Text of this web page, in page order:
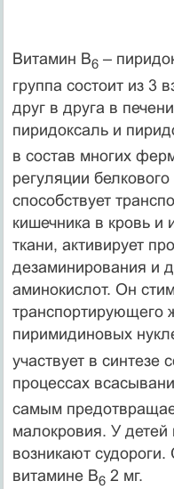
Витамин В6–
группа состоит из
друг в друга в
пиридоксаль и
в состав многих
регуляции
способствует
кишечника в кровь и
ткани, активирует
дезаминирования и
аминокислот. Он
транспортирующего
пиримидиновых
участвует в синтезе
процессах
самым
малокровия. У детей
возникают судороги.
витамине В62 мг.